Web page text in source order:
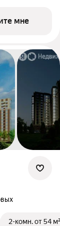
мне
2-комн.от 54